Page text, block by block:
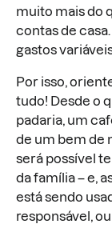
muito mais do
contas de
gastos
Por isso,
tudo! Desde o
padaria, um
de um bem de
será possível
da família – e,
está sendo
responsável,